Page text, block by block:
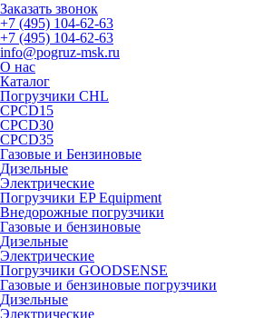
Заказать звонок
+7 (495) 104-62-63
+7 (495) 104-62-63
info@pogruz-msk.ru
О нас
Каталог
Погрузчики CHL
CPCD15
CPCD30
CPCD35
Газовые и Бензиновые
Дизельные
Электрические
Погрузчики EP Equipment
Внедорожные погрузчики
Газовые и бензиновые
Дизельные
Электрические
Погрузчики GOODSENSE
Газовые и бензиновые погрузчики
Дизельные
Электрические